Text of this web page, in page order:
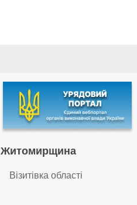
Житомирщина
Візитівка області